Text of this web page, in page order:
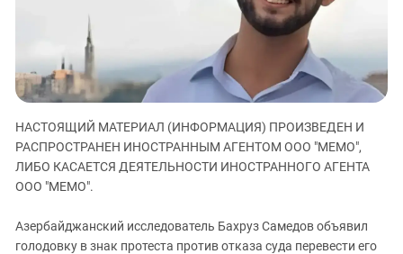
ЗАСТАВЛЯЕТ
КАВКАЗ ЗА ПАЛЕСТИНУ
ИНАКОМЫСЛИЕ В ЧЕЧНЕ
ПРЕСЛЕДОВАНИЕ АКТИВИСТОВ
МОБИЛИЗАЦИЯ И ПРОТЕСТЫ
Кабардино-Балкария
Калмыкия
Карачаево-Черкесия
Краснодарский край
Нагорный Карабах
НАСТОЯЩИЙ МАТЕРИАЛ (ИНФОРМАЦИЯ) ПРОИЗВЕДЕН И
РАСПРОСТРАНЕН ИНОСТРАННЫМ АГЕНТОМ ООО "МЕМО",
ЛИБО КАСАЕТСЯ ДЕЯТЕЛЬНОСТИ ИНОСТРАННОГО АГЕНТА
ООО "МЕМО".
Азербайджанский исследователь Бахруз Самедов объявил
голодовку в знак протеста против отказа суда перевести его